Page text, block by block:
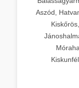
Aszód,